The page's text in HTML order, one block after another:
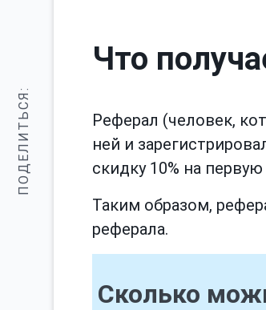
ПОДЕЛИТЬСЯ:
Что
Реферал (человек,
ней и
скидку 10% на
Таким образом,
реферала.
Сколько